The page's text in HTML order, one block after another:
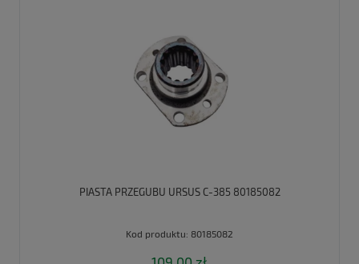
PIASTA PRZEGUBU URSUS C-385 80185082
Kod produktu: 80185082